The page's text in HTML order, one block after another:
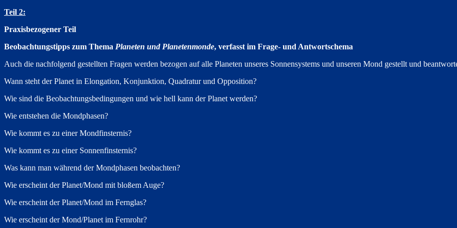
Teil 2:
Praxisbezogener Teil
Beobachtungstipps zum Thema Planeten und Planetenmonde, verfasst im Frage- und Antwortschema
Auch die nachfolgend gestellten Fragen werden bezogen auf alle Planeten unseres Sonnensystems und unseren Mond gestellt und
Wann steht der Planet in Elongation, Konjunktion, Quadratur und Opposition?
Wie sind die Beobachtungsbedingungen und wie hell kann der Planet werden?
Wie entstehen die Mondphasen?
Wie kommt es zu einer Mondfinsternis?
Wie kommt es zu einer Sonnenfinsternis?
Was kann man während der Mondphasen beobachten?
Wie erscheint der Planet/Mond mit bloßem Auge?
Wie erscheint der Planet/Mond im Fernglas?
Wie erscheint der Mond/Planet im Fernrohr?